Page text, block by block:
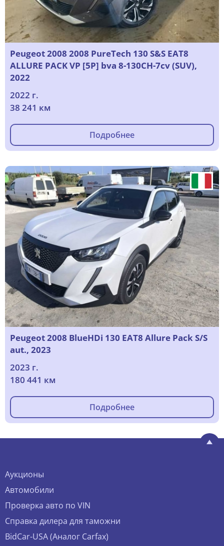
Peugeot 2008 2008 PureTech 130 S&S EAT8
ALLURE PACK VP [5P] bva 8-130CH-7cv (SUV),
2022
2022 г.
38 241 км
Подробнее
Peugeot 2008 BlueHDi 130 EAT8 Allure Pack S/S
aut., 2023
2023 г.
180 441 км
Подробнее
Аукционы
Автомобили
Проверка авто по VIN
Справка дилера для таможни
BidCar-USA (Аналог Carfax)